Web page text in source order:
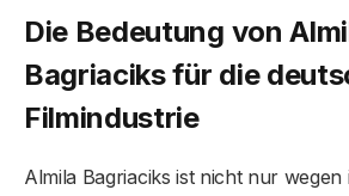
Die Bedeutung von
Bagriaciks für die
Filmindustrie
Almila Bagriaciks ist nicht nur wegen